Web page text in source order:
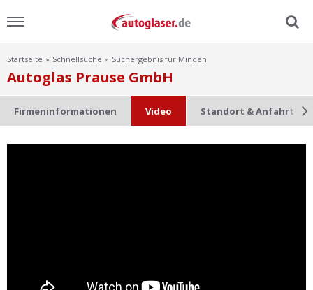
Menu
Home
Lexikon
Startseite Schnellsuche Suchergebnis für Minden
Autoglas Prause GmbH
Firmeninformationen Video Standort & Anfahrt